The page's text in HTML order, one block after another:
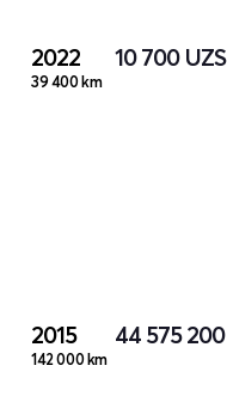
2022
39 400 km
10 700 UZS
2015
142 000 km
44 575 200